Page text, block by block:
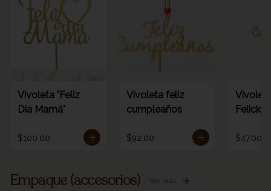
Vivoleta "Feliz
Día Mamá"
$100.00
Vivoleta feliz
cumpleaños
$92.00 $47.00
Empaque (accesorios) Ver más